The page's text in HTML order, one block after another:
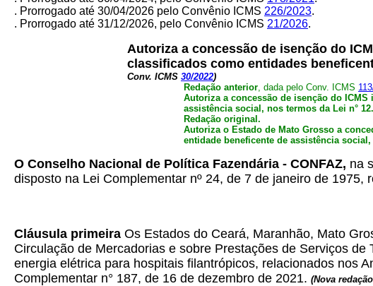
. Prorrogado até 30/04/2026 pelo Convênio ICMS 226/2023.
. Prorrogado até 31/12/2026, pelo Convênio ICMS 21/2026.
Autoriza a concessão de isenção do
classificados como entidades
Conv. ICMS 30/2022)
Redação anterior, dada pelo Conv. ICMS
Autoriza a concessão de isenção do
assistência social, nos termos da Lei n°
Redação original.
Autoriza o Estado de Mato Grosso a
entidade beneficente de assistência
O Conselho Nacional de Política Fazendária - CONFAZ, na
disposto na Lei Complementar nº 24, de 7 de janeiro de 1975,
Cláusula primeira Os Estados do Ceará, Maranhão, Mato
Circulação de Mercadorias e sobre Prestações de Serviços
energia elétrica para hospitais filantrópicos, relacionados nos
Complementar n° 187, de 16 de dezembro de 2021. (Nova